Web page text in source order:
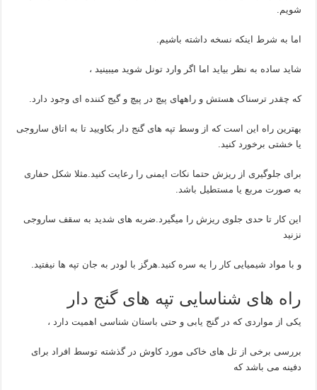
شویم.
اما به شرط اینکه نسخه داشته باشیم.
شاید ساده به نظر بیاید اما اگر وارد تونل شوید میبینید ،
که چقدر ترسناک هستش و راههای پیچ در پیچ و گیج کننده ای وجود دارد.
بهترین راه این است که از وسط تپه های گنج دار بکاویید تا به اتاق ساروجی
یا خشتی برخورد کنید.
برای جلوگیری از ریزش حتما نکات ایمنی را رعایت کنید.مثلا شکل حفاری
به صورت مربع یا مستطیل باشد.
این کار تا حدی جلوی ریزش را میگیرد.ضربه های شدید به سقف ساروجی
نزنید
و با مواد شیمیایی کار را یه سره کنید.هرگز با لودر به جان تپه ها نیفتید.
راه های شناسایی تپه های گنج دار
یکی از مواردی که در گنج یابی و حتی باستان شناسی اهمیت دارد ،
بررسی برخی از تل های خاکی مورد کاوش در گذشته توسط افراد برای
دفینه می باشد که